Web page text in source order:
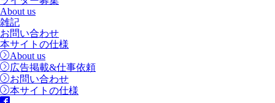
About us
雑記
お問い合わせ
本サイトの仕様
About us
広告掲載&仕事依頼
お問い合わせ
本サイトの仕様